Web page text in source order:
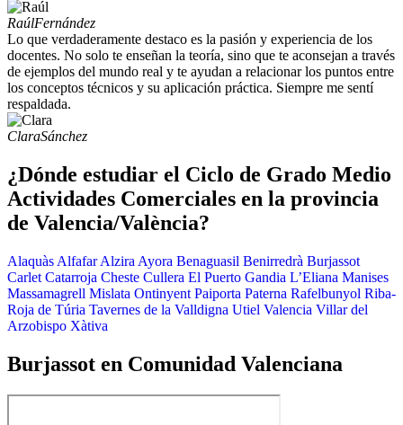
RaúlFernández
Lo que verdaderamente destaco es la pasión y experiencia de los
docentes. No solo te enseñan la teoría, sino que te aconsejan a través
de ejemplos del mundo real y te ayudan a relacionar los puntos entre
los conceptos técnicos y su aplicación práctica. Siempre me sentí
respaldada.
ClaraSánchez
¿Dónde estudiar el Ciclo de Grado Medio
Actividades Comerciales en la provincia
de Valencia/València?
Alaquàs Alfafar Alzira Ayora Benaguasil Benirredrà Burjassot
Carlet Catarroja Cheste Cullera El Puerto Gandia L’Eliana Manises
Massamagrell Mislata Ontinyent Paiporta Paterna Rafelbunyol Riba-
Roja de Túria Tavernes de la Valldigna Utiel Valencia Villar del
Arzobispo Xàtiva
Burjassot en Comunidad Valenciana